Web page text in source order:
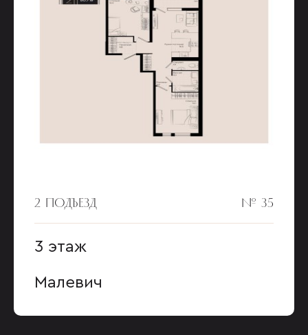
2 ПОДЪЕЗД № 35
3 этаж
Малевич